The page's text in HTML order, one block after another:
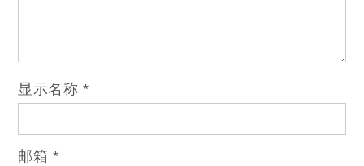
显示名称 *
邮箱 *